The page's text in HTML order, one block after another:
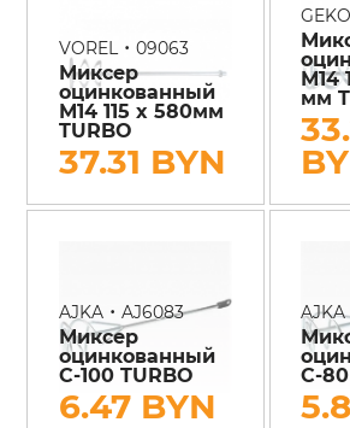
VOREL • 09063
Миксер
оцинкованный
М14 115 x 580мм
TURBO
37.31 BYN
GEKO
М14
мм
AJKA• AJ6083
Миксер
оцинкованный
С-100 TURBO
6.47 BYN
AJKA
С-80